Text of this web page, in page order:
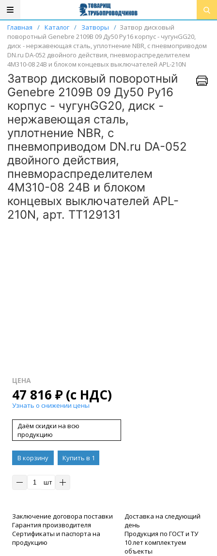
Главная / Каталог / Затворы / Затвор дисковый
поворотный Genebre 2109В 09 Ду50 Ру16 корпус - чугунGG20,
диск - нержавеющая сталь, уплотнение NBR, с пневмоприводом
DN.ru DA-052 двойного действия, пневмораспределителем
4M310-08 24В и блоком концевых выключателей APL-210N
Затвор дисковый поворотный
Genebre 2109В 09 Ду50 Ру16
корпус - чугунGG20, диск -
нержавеющая сталь,
уплотнение NBR, с
пневмоприводом DN.ru DA-052
двойного действия,
пневмораспределителем
4M310-08 24В и блоком
концевых выключателей APL-
210N, арт. ТТ129131
ЦЕНА
47 816 ₽(с НДС)
Узнать о снижении цены
Даём скидки на всю
продукцию
В корзину
Купить в 1
шт
Заключение договора поставки
Гарантия производителя
Сертификаты и паспорта на
продукцию
Доставка на следующий
день
Продукция по ГОСТ и ТУ
10 лет комплектуем
объекты